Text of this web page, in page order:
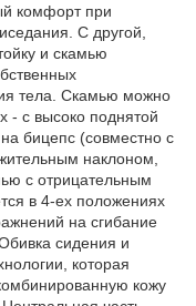
комфорт при
С другой,
и скамью
тела. Скамью можно
- с высоко поднятой
бицепс (совместно с
наклоном,
с отрицательным
в 4-ех положениях
на сгибание
сидения и
которая
кожу